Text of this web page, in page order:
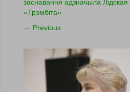
заснавання адзначыла
«Трэмбіта»
← Previous